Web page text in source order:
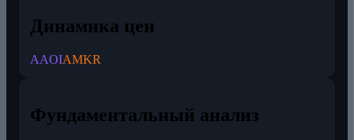
Динамика цен
AAOIAMKR
Фундаментальный анализ